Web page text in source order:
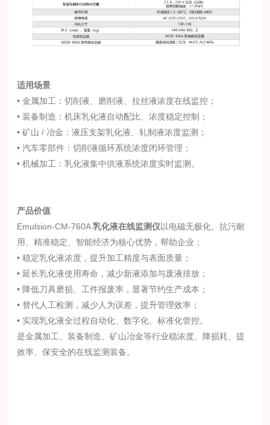
适用场景
• 金属加工：切削液、磨削液、拉丝液浓度在线监控；
• 装备制造：机床乳化液自动配比、浓度稳定控制；
• 矿山 / 冶金：液压支架乳化液、轧制液浓度监测；
• 汽车零部件：切削液循环系统浓度闭环管理；
• 机械加工：乳化液集中供液系统浓度实时监测。
产品价值
Emulsion-CM-760A 乳化液在线监测仪以电磁无极化、抗污耐
用、精准稳定、智能经济为核心优势，帮助企业：
• 稳定乳化液浓度，提升加工精度与表面质量；
• 延长乳化液使用寿命，减少新液添加与废液排放；
• 降低刀具磨损、工件报废率，显著节约生产成本；
• 替代人工检测，减少人为误差，提升管理效率；
• 实现乳化液全过程自动化、数字化、标准化管控。
是金属加工、装备制造、矿山冶金等行业稳浓度、降损耗、提
效率、保安全的在线监测装备。